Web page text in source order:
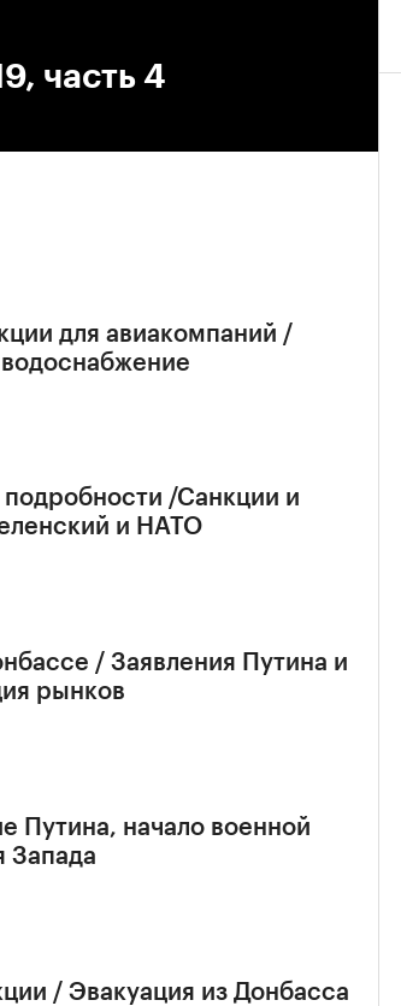
часть 4
для авиакомпаний /
/Санкции и
и НАТО
/ Заявления Путина и
рынков
Путина, начало военной
Запада
/ Эвакуация из Донбасса